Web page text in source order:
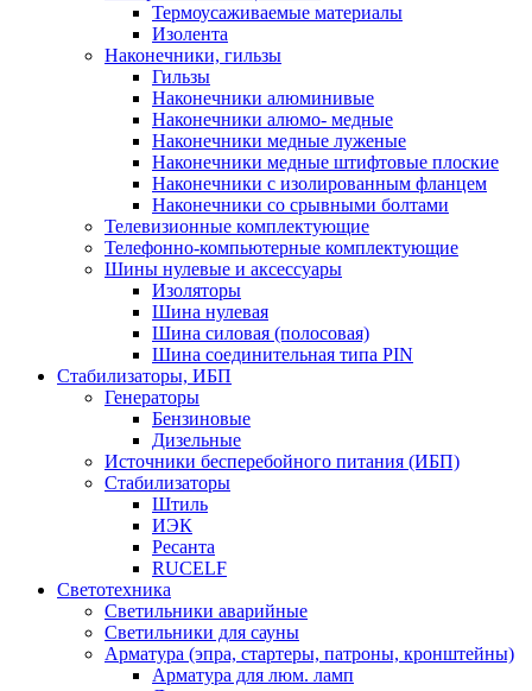
Термоусаживаемые матeриалы
Изолента
Наконечники, гильзы
Гильзы
Наконечники алюминивые
Наконечники алюмо- медные
Наконечники медные луженые
Наконечники медные штифтовые плоские
Наконечники с изолированным фланцем
Наконечники со срывными болтами
Телевизионные комплектующие
Телефонно-компьютерные комплектующие
Шины нулевые и аксессуары
Изоляторы
Шина нулевая
Шина силовая (полосовая)
Шина соединительная типа PIN
Стабилизаторы, ИБП
Генераторы
Бензиновые
Дизельные
Источники бесперебойного питания (ИБП)
Стабилизаторы
Штиль
ИЭК
Ресанта
RUCELF
Светотехника
Светильники аварийные
Светильники для сауны
Арматура (эпра, стартеры, патроны, кронштейны)
Арматура для люм. ламп